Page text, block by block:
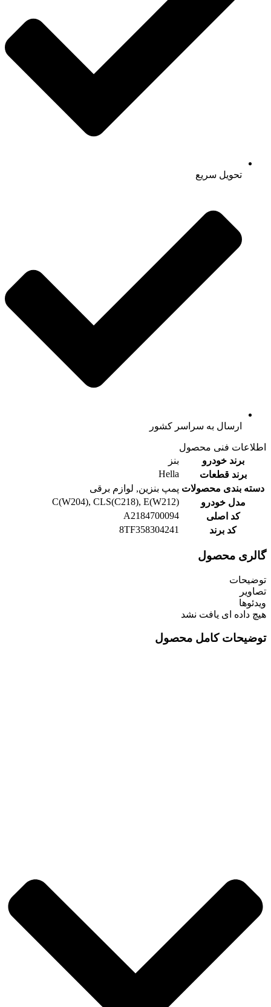
تحویل سریع
ارسال به سراسر کشور
اطلاعات فنی محصول
برند خودرو
بنز
برند قطعات
Hella
دسته بندی محصولات پمپ بنزین, لوازم برقی
مدل خودرو
C(W204), CLS(C218), E(W212)
کد اصلی
A2184700094
کد برند
8TF358304241
گالری محصول
توضیحات
تصاویر
ویدئوها
هیچ داده ای یافت نشد
توضیحات کامل محصول